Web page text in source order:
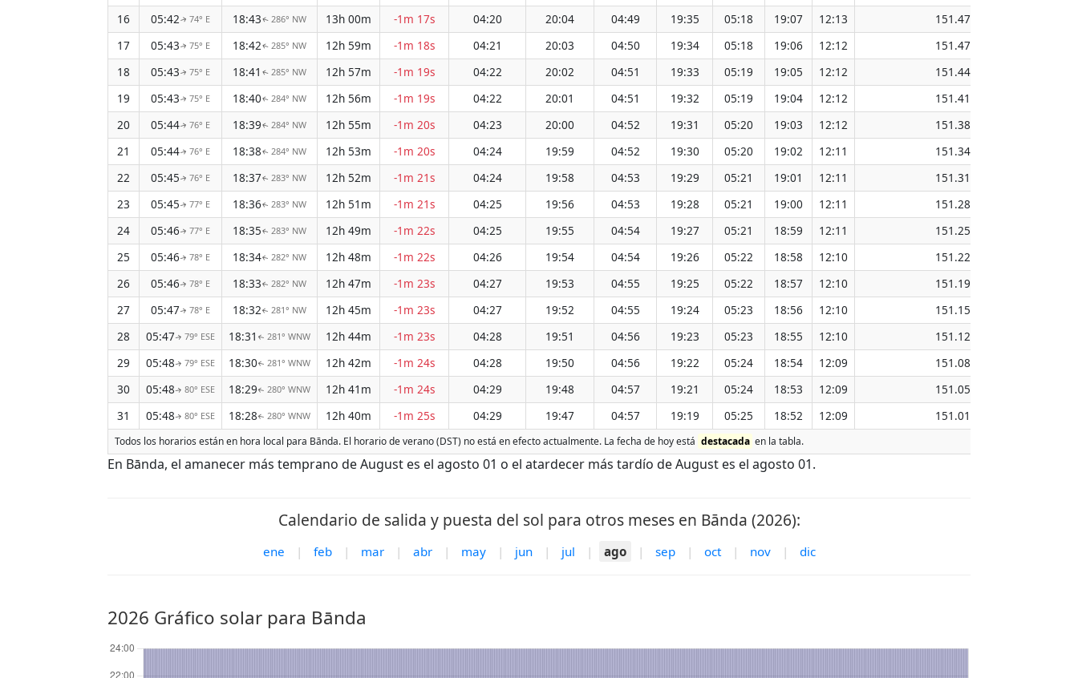
16
05:42↑ 74° E 18:43↑ 286° NW 13h 00m -1m 17s 04:20 20:04 04:49 19:35 05:18 19:07 12:13
151.47
17
05:43↑ 75° E 18:42↑ 285° NW 12h 59m -1m 18s 04:21 20:03 04:50 19:34 05:18 19:06 12:12
151.47
18
05:43↑ 75° E 18:41 ↑ 285° NW 12h 57m -1m 19s 04:22 20:02 04:51 19:33 05:19 19:05 12:12
151.44
19
05:43↑ 75° E 18:40↑ 284° NW 12h 56m -1m 19s 04:22 20:01 04:51 19:32 05:19 19:04 12:12
151.41
20
05:44↑ 76° E 18:39↑ 284° NW 12h 55m -1m 20s 04:23 20:00 04:52 19:31 05:20 19:03 12:12
151.38
21
05:44↑ 76° E 18:38↑ 284° NW 12h 53m -1m 20s 04:24 19:59 04:52 19:30 05:20 19:02 12:11
151.34
22
05:45↑ 76° E 18:37↑ 283° NW 12h 52m -1m 21s 04:24 19:58 04:53 19:29 05:21 19:01 12:11
151.31
23
05:45↑ 77° E 18:36↑ 283° NW 12h 51m -1m 21s 04:25 19:56 04:53 19:28 05:21 19:00 12:11
151.28
24
05:46↑ 77° E 18:35↑ 283° NW 12h 49m -1m 22s 04:25 19:55 04:54 19:27 05:21 18:59 12:11
151.25
25
05:46↑ 78° E 18:34↑ 282° NW 12h 48m -1m 22s 04:26 19:54 04:54 19:26 05:22 18:58 12:10
151.22
26
05:46↑ 78° E 18:33↑ 282° NW 12h 47m -1m 23s 04:27 19:53 04:55 19:25 05:22 18:57 12:10
151.19
27
05:47↑ 78° E 18:32↑ 281° NW 12h 45m -1m 23s 04:27 19:52 04:55 19:24 05:23 18:56 12:10
151.15
28
05:47↑ 79° ESE 18:31 ↑ 281° WNW 12h 44m -1m 23s 04:28 19:51 04:56 19:23 05:23 18:55 12:10
151.12
29
05:48↑ 79° ESE 18:30↑ 281° WNW 12h 42m -1m 24s 04:28 19:50 04:56 19:22 05:24 18:54 12:09
151.08
30
05:48↑ 80° ESE 18:29↑ 280° WNW 12h 41m -1m 24s 04:29 19:48 04:57 19:21 05:24 18:53 12:09
151.05
31
05:48↑ 80° ESE 18:28↑ 280° WNW 12h 40m -1m 25s 04:29 19:47 04:57 19:19 05:25 18:52 12:09 151.01
Todos los horarios están en hora local para Bānda. El horario de verano (DST) no está en efecto actualmente. La fecha de hoy está destacada en la tabla.
En Bānda, el amanecer más temprano de August es el agosto 01 o el atardecer más tardío de August es el agosto 01.
Calendario de salida y puesta del sol para otros meses en Bānda (2026):
ene | feb | mar | abr | may | jun | jul | ago | sep | oct | nov | dic
2026 Gráfico solar para Bānda